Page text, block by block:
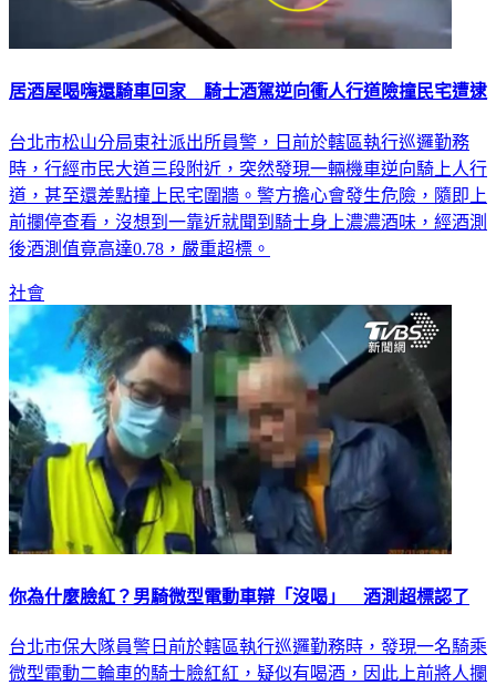
居酒屋喝嗨還騎車回家 騎士酒駕逆向衝人行道險撞民宅遭逮
台北市松山分局東社派出所員警，日前於轄區執行巡邏勤務
時，行經市民大道三段附近，突然發現一輛機車逆向騎上人行
道，甚至還差點撞上民宅圍牆。警方擔心會發生危險，隨即上
前攔停查看，沒想到一靠近就聞到騎士身上濃濃酒味，經酒測
後酒測值竟高達0.78，嚴重超標。
社會
你為什麼臉紅？男騎微型電動車辯「沒喝」 酒測超標認了
台北市保大隊員警日前於轄區執行巡邏勤務時，發現一名騎乘
微型電動二輪車的騎士臉紅紅，疑似有喝酒，因此上前將人攔